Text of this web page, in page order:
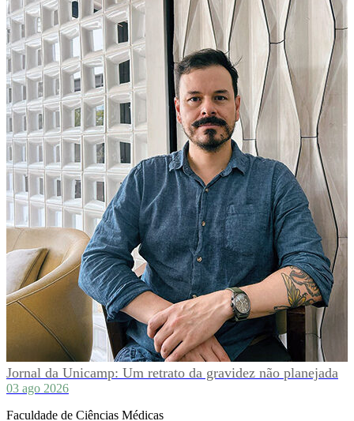
Jornal da Unicamp: Um retrato da gravidez não planejada
03 ago 2026
Faculdade de Ciências Médicas